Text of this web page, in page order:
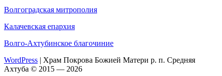
Волгоградская митрополия
Калачевская епархия
Волго-Ахтубинское благочиние
WordPress | Храм Покрова Божией Матери р. п. Средняя
Ахтуба © 2015 — 2026